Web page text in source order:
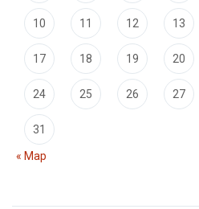
10 11 12 13
17 18 19 20
24 25 26 27
31
« Мар